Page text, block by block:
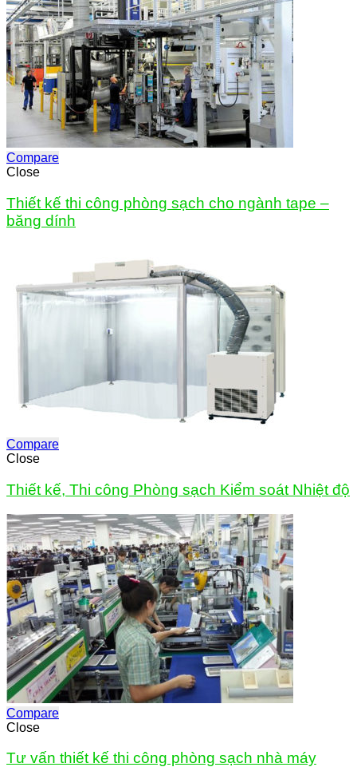
Compare
Close
Thiết kế thi công phòng sạch cho ngành tape –
băng dính
Compare
Close
Thiết kế, Thi công Phòng sạch Kiểm soát Nhiệt độ
Compare
Close
Tư vấn thiết kế thi công phòng sạch nhà máy